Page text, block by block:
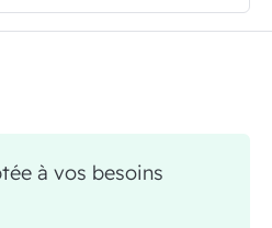
à vos besoins